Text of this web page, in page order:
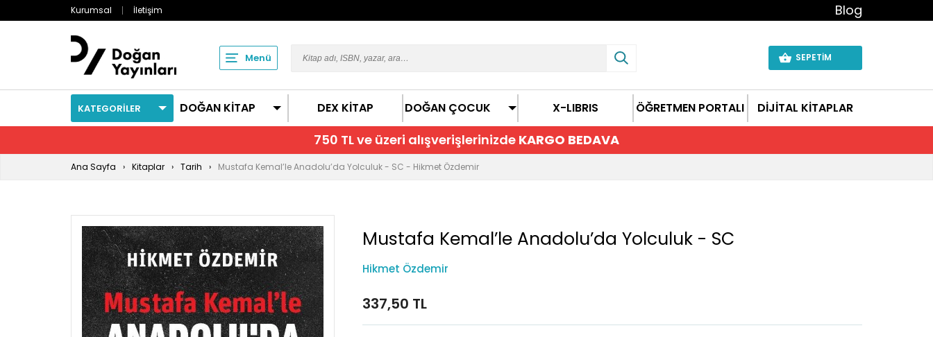
Kurumsal İletişim Blog
Menü SEPETİM
KATEGORİLER DOĞAN KİTAP DEX KİTAP DOĞAN ÇOCUK X-LIBRIS ÖĞRETMEN PORTALI DİJİTAL KİTAPLAR
750 TL ve üzeri alışverişlerinizde KARGO BEDAVA
Ana Sayfa Kitaplar Tarih Mustafa Kemal’le Anadolu’da Yolculuk - SC - Hikmet Özdemir
Mustafa Kemal’le Anadolu’da Yolculuk - SC
Hikmet Özdemir
337,50 TL